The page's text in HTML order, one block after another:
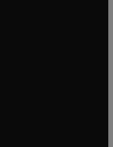
tab/window
tab/window
tab/window
in new tab/window
tab/window
tab/window